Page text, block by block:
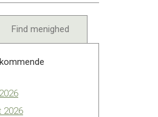
Find menighed
2026